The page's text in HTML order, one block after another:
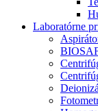
Laboratórne